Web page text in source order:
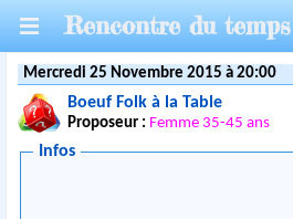
Rencontre du temps
Mercredi 25 Novembre 2015 à 20:00
Boeuf Folk à la Table
Proposeur : Femme 35-45 ans
Infos